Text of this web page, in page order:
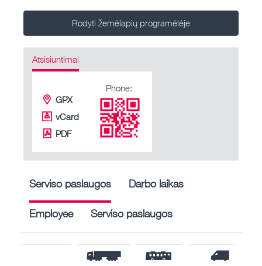
Rodyti žemėlapių programėlėje
Atsisiuntimai
GPX
vCard
PDF
Phone:
Serviso paslaugos Darbo laikas
Employee Serviso paslaugos